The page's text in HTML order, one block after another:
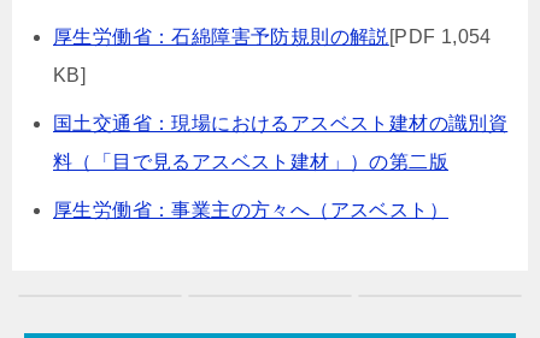
厚生労働省：石綿障害予防規則の解説 [PDF 1,054
KB]
国土交通省：現場におけるアスベスト建材の識別資
料（「目で見るアスベスト建材」）の第二版
厚生労働省：事業主の方々へ（アスベスト）